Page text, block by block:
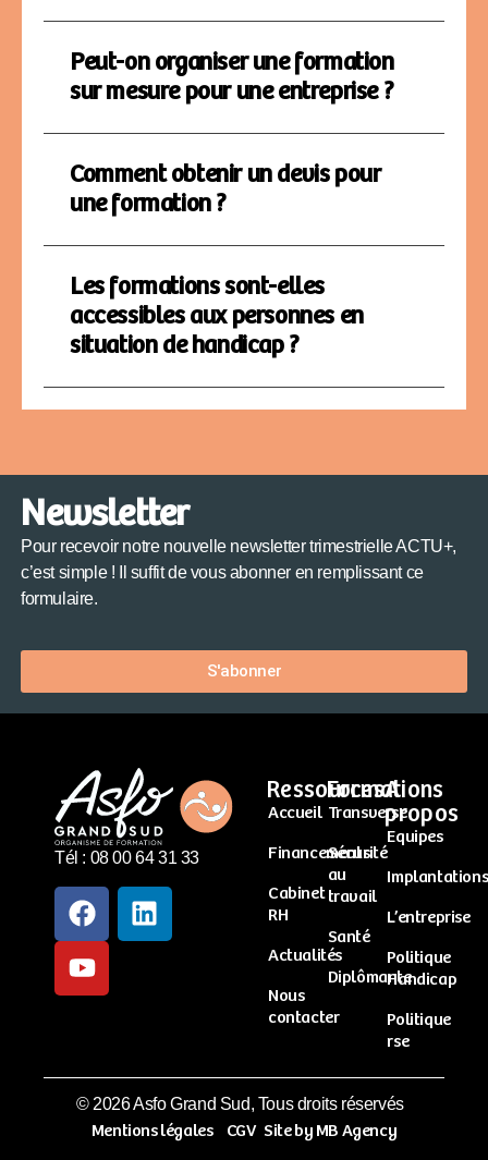
Peut-on organiser une formation
sur mesure pour une entreprise ?
Comment obtenir un devis pour
une formation ?
Les formations sont-elles
accessibles aux personnes en
situation de handicap ?
Newsletter
Pour recevoir notre nouvelle newsletter trimestrielle ACTU+,
c’est simple ! Il suffit de vous abonner en remplissant ce
formulaire.
S'abonner
Tél : 08 00 64 31 33
Ressources
Accueil
Financements
Cabinet
RH
Actualités
Nous
contacter
Formations
Transverse
Sécurité
au
travail
Santé
Diplômante
A
propos
Equipes
Implantations
L’entreprise
Politique
Handicap
Politique
rse
© 2026 Asfo Grand Sud, Tous droits réservés
Mentions légales
CGV Site by MB Agency